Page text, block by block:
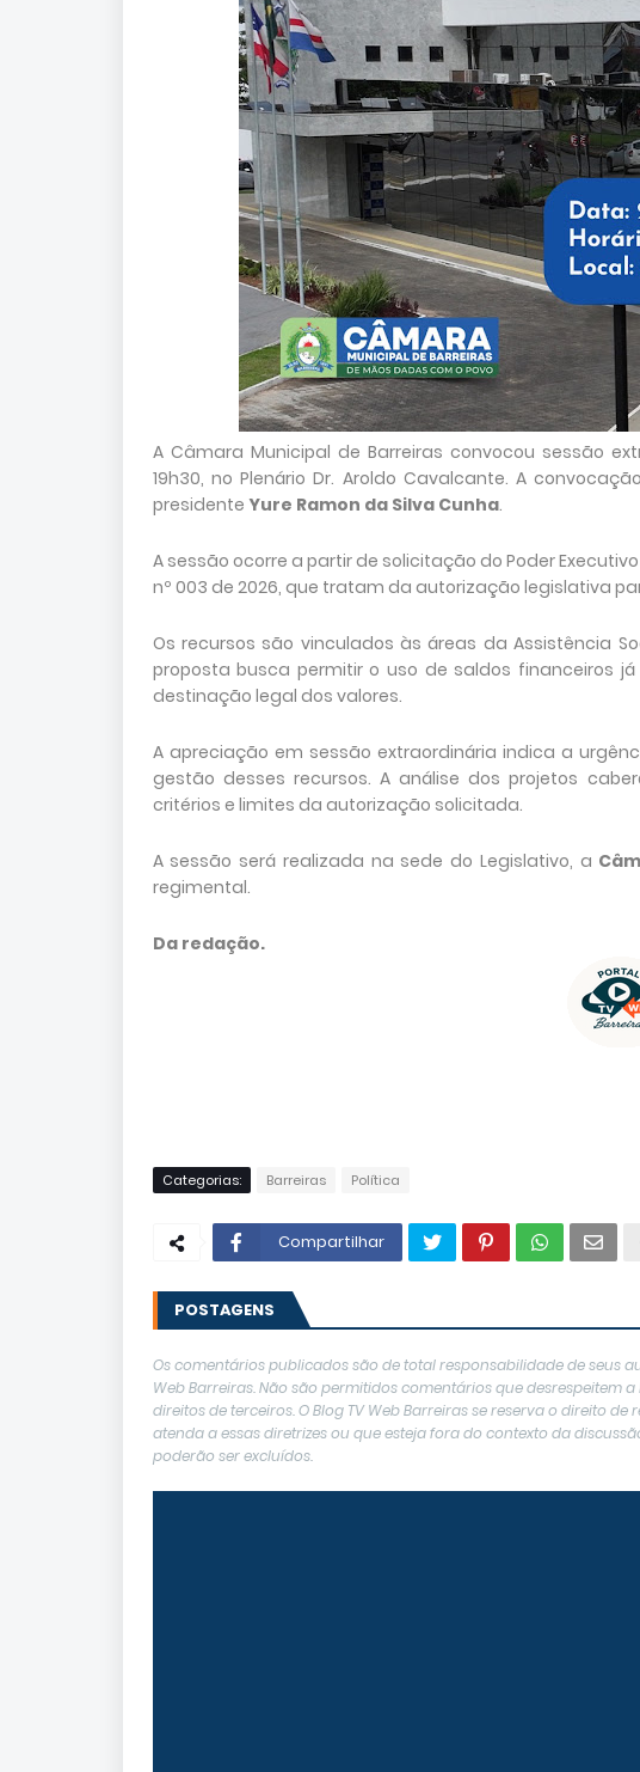
A Câmara Municipal de Barreiras convocou sessão
19h30, no Plenário Dr. Aroldo Cavalcante. A
presidente Yure Ramon da Silva Cunha.
A sessão ocorre a partir de solicitação do Poder
nº 003 de 2026, que tratam da autorização legislativa
Os recursos são vinculados às áreas da Assistência
proposta busca permitir o uso de saldos financeiros
destinação legal dos valores.
A apreciação em sessão extraordinária indica a
gestão desses recursos. A análise dos projetos
critérios e limites da autorização solicitada.
A sessão será realizada na sede do Legislativo, a
regimental.
Da redação.
Categorias: Barreiras Política
Compartilhar
POSTAGENS
Os comentários publicados são de total responsabilidade de seus
Web Barreiras. Não são permitidos comentários que desrespeitem
direitos de terceiros. O Blog TV Web Barreiras se reserva o direito
atenda a essas diretrizes ou que esteja fora do contexto da
poderão ser excluídos.